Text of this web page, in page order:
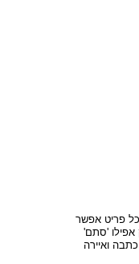
פריט אפשר
אפילו 'סתם'
ואיירה